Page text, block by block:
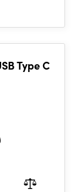
Type C